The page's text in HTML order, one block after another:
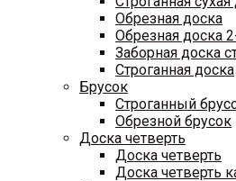
Обрезная доска
Обрезная доска
Заборная доска
Строганная доска
Брусок
Строганный
Обрезной брусок
Доска четверть
Доска четверть
Доска четверть